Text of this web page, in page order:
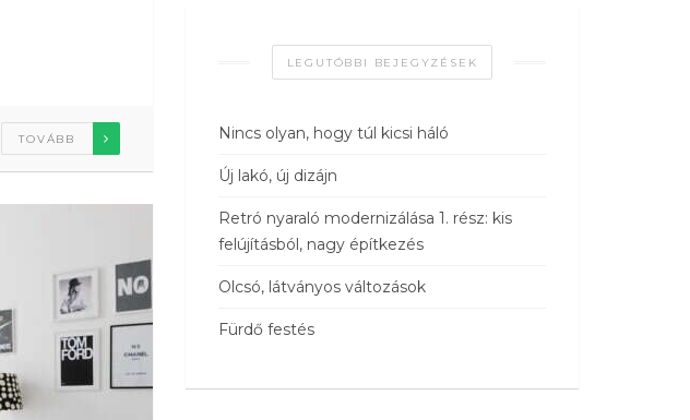
TOVÁBB
LEGUTÓBBI BEJEGYZÉSEK
Nincs olyan, hogy túl kicsi háló
Új lakó, új dizájn
Retró nyaraló modernizálása 1. rész: kis
felújításból, nagy építkezés
Olcsó, látványos változások
Fürdő festés